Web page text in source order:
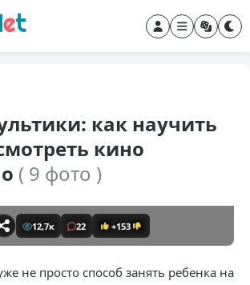
как научить
кино
( 9 фото )
12,7к 22 +153
не просто способ занять ребенка на